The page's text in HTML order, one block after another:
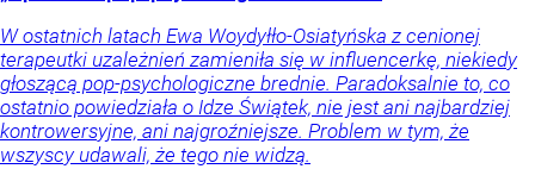
W ostatnich latach Ewa Woydyłło-Osiatyńska z cenionej
terapeutki uzależnień zamieniła się w influencerkę, niekiedy
głoszącą pop-psychologiczne brednie. Paradoksalnie to, co
ostatnio powiedziała o Idze Świątek, nie jest ani najbardziej
kontrowersyjne, ani najgroźniejsze. Problem w tym, że
wszyscy udawali, że tego nie widzą.